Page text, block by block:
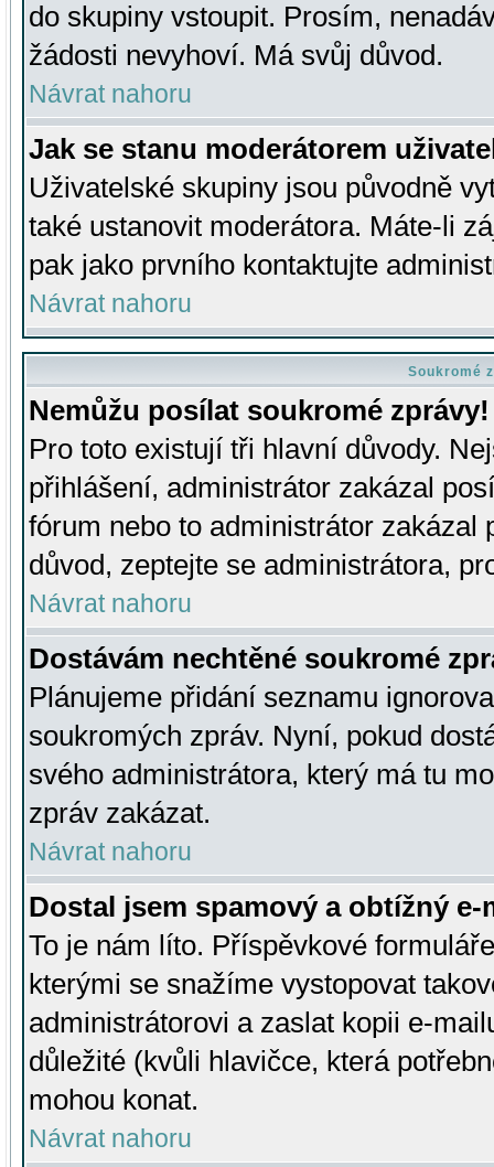
do skupiny vstoupit. Prosím,
žádosti nevyhoví. Má svůj důvod.
Návrat nahoru
Jak se stanu moderátorem
Uživatelské skupiny jsou původně
také ustanovit moderátora. Máte-li
pak jako prvního kontaktujte
Návrat nahoru
Soukromé
Nemůžu posílat soukromé zprávy!
Pro toto existují tři hlavní důvody.
přihlášení, administrátor zakázal
fórum nebo to administrátor zakázal
důvod, zeptejte se administrátora,
Návrat nahoru
Dostávám nechtěné soukromé
Plánujeme přidání seznamu
soukromých zpráv. Nyní, pokud
svého administrátora, který má tu
zpráv zakázat.
Návrat nahoru
Dostal jsem spamový a obtížný
To je nám líto. Příspěvkové
kterými se snažíme vystopovat
administrátorovi a zaslat kopii e-
důležité (kvůli hlavičce, která
mohou konat.
Návrat nahoru